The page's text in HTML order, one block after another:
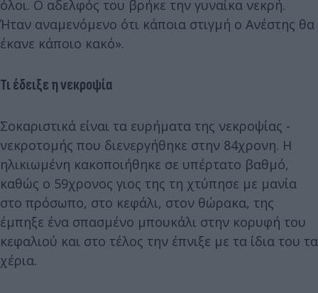
όλοι. Ο αδελφός του βρήκε την γυναίκα νεκρή.
Ήταν αναμενόμενο ότι κάποια στιγμή ο Ανέστης θα
έκανε κάποιο κακό».
Τι έδειξε η νεκροψία
Σοκαριστικά είναι τα ευρήματα της νεκροψίας -
νεκροτομής που διενεργήθηκε στην 84χρονη. Η
ηλικιωμένη κακοποιήθηκε σε υπέρτατο βαθμό,
καθώς ο 59χρονος γιος της τη χτύπησε με μανία
στο πρόσωπο, στο κεφάλι, στον θώρακα, της
έμπηξε ένα σπασμένο μπουκάλι στην κορυφή του
κεφαλιού και στο τέλος την έπνιξε με τα ίδια του τα
χέρια.